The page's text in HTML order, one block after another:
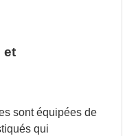
et
sont équipées de
qui